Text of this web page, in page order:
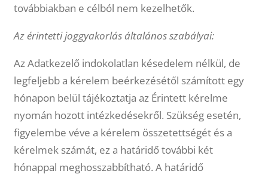
továbbiakban e célból nem kezelhetők.
Az érintetti joggyakorlás általános szabályai:
Az Adatkezelő indokolatlan késedelem nélkül, de
legfeljebb a kérelem beérkezésétől számított egy
hónapon belül tájékoztatja az Érintett kérelme
nyomán hozott intézkedésekről. Szükség esetén,
figyelembe véve a kérelem összetettségét és a
kérelmek számát, ez a határidő további két
hónappal meghosszabbítható. A határidő